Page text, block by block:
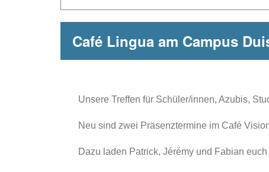
Café Lingua am Campus
Unsere Treffen für Schüler/innen, Azubis,
Neu sind zwei Präsenztermine im Café
Dazu laden Patrick, Jérémy und Fabian